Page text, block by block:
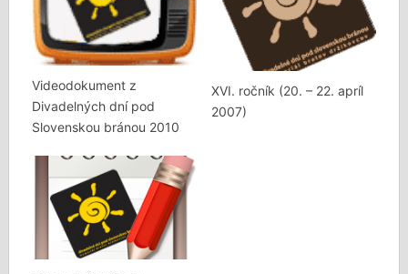
Videodokument z
Divadelných dní pod
Slovenskou bránou 2010
XVI. ročník (20. – 22. apríl
2007)